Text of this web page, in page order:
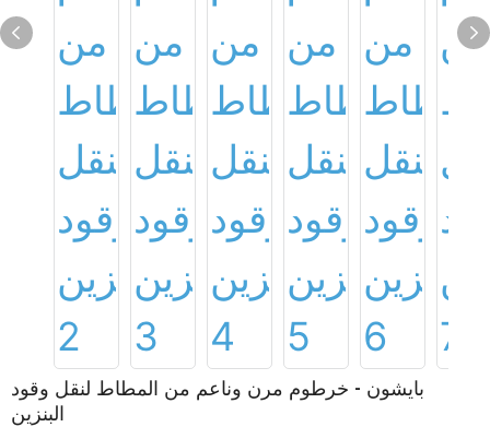
بايشون - خرطوم مرن وناعم من المطاط لنقل وقود
البنزين